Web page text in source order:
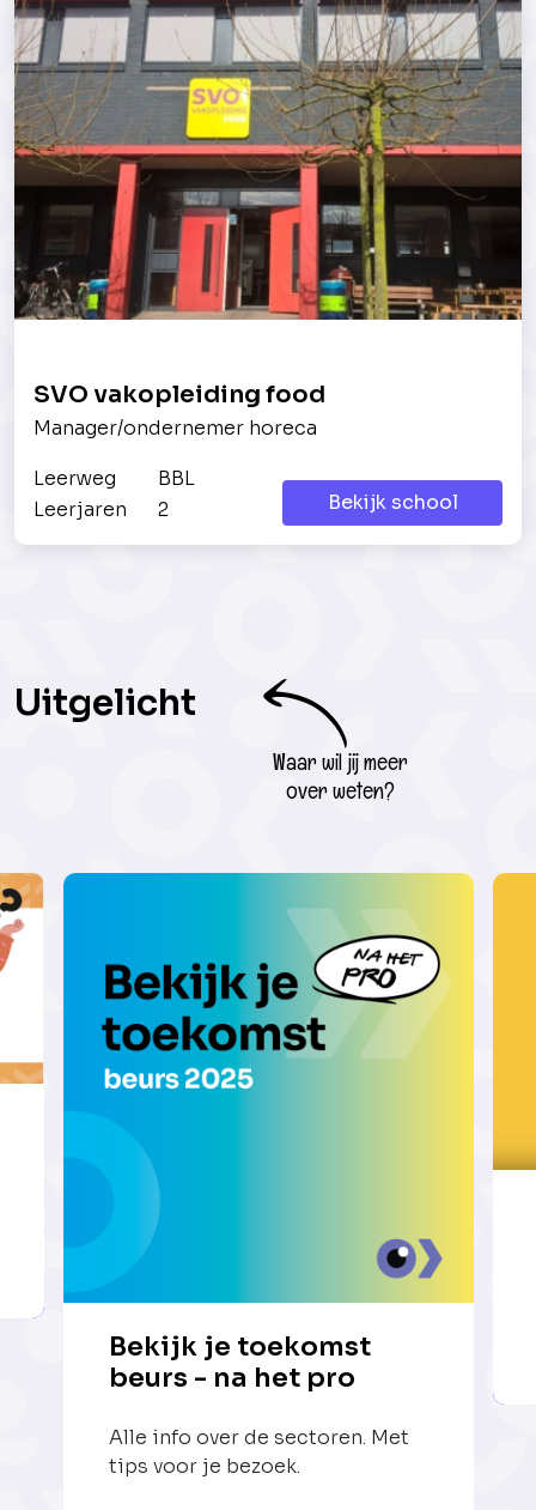
SVO vakopleiding food
Manager/ondernemer horeca
Leerweg
BBL
Leerjaren
2 Bekijk school
Uitgelicht
Waar wil jij meer
over weten?
Bekijk je toekomst
beurs - na het pro
Alle info over de sectoren. Met
tips voor je bezoek.